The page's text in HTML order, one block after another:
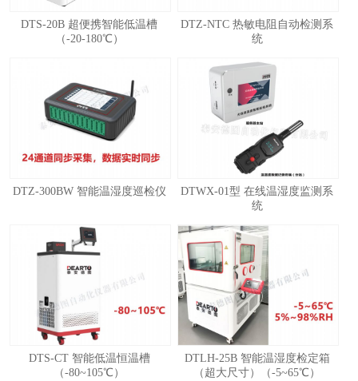
3 4
DTS-20B 超便携智能低温槽
（-20-180℃）
DTZ-NTC 热敏电阻自动检测系
统
DTZ-300BW 智能温湿度巡检仪
DTWX-01型 在线温湿度监测系
统
DTS-CT 智能低温恒温槽
（-80~105℃）
DTLH-25B 智能温湿度检定箱
（超大尺寸）（-5~65℃）